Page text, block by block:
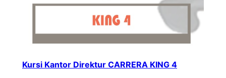
Kursi Kantor Direktur CARRERA KING 4